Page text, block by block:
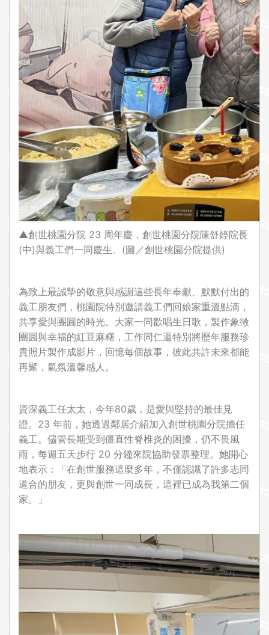
▲創世桃園分院 23 周年慶，創世桃園分院陳舒婷院長
(中)與義工們一同慶生。(圖／創世桃園分院提供)
為致上最誠摯的敬意與感謝這些長年奉獻、默默付出的
義工朋友們，桃園院特別邀請義工們回娘家重溫點滴，
共享愛與團圓的時光。大家一同歡唱生日歌，製作象徵
團圓與幸福的紅豆麻糬，工作同仁還特別將歷年服務珍
貴照片製作成影片，回憶每個故事，彼此共許未來都能
再聚，氣氛溫馨感人。
資深義工任太太，今年80歲，是愛與堅持的最佳見
證。23 年前，她透過鄰居介紹加入創世桃園分院擔任
義工。儘管長期受到僵直性脊椎炎的困擾，仍不畏風
雨，每週五天步行 20 分鐘來院協助發票整理。她開心
地表示：「在創世服務這麼多年，不僅認識了許多志同
道合的朋友，更與創世一同成長，這裡已成為我第二個
家。」